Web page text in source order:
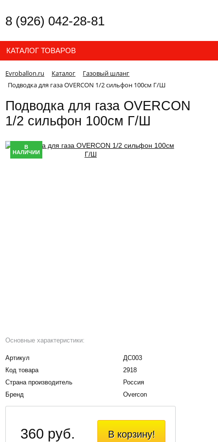
8 (926) 042-28-81
КАТАЛОГ ТОВАРОВ
Evroballon.ru Каталог
Газовый шланг
Подводка для газа OVERCON 1/2 сильфон 100см Г/Ш
Подводка для газа OVERCON
1/2 сильфон 100см Г/Ш
В
НАЛИЧИИ
Основные характеристики:
Артикул
ДС003
Код товара
2918
Страна производитель
Россия
Бренд
Overcon
В корзину!
360 руб.